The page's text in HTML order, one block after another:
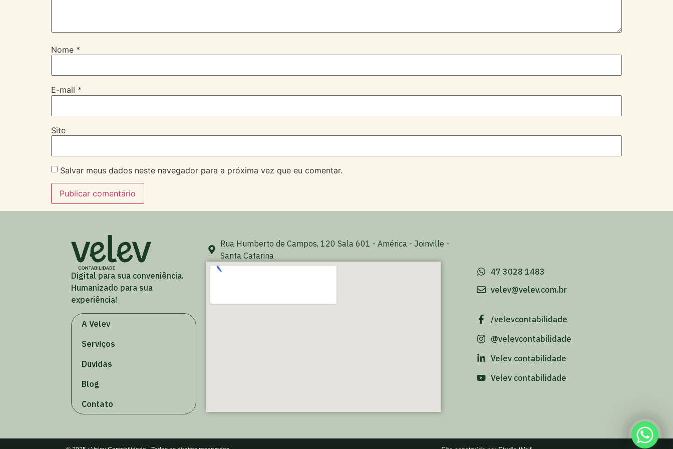
Nome *
E-mail *
Site
Salvar meus dados neste navegador para a próxima vez que eu comentar.
Digital para sua conveniência.
Humanizado para sua
experiência!
A Velev
Serviços
Duvidas
Blog
Contato
Rua Humberto de Campos, 120 Sala 601 - América - Joinville -
Santa Catarina
/velevcontabilidade
@velevcontabilidade
Velev contabilidade
Velev contabilidade
47 3028 1483
velev@velev.com.br